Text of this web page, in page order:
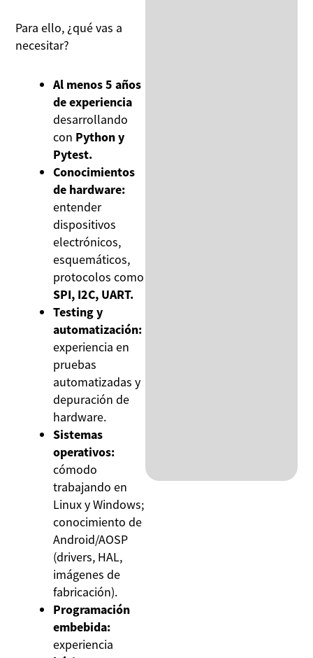
Para ello, ¿qué vas a
necesitar?
Al menos 5 años
de experiencia
desarrollando
con Python y
Pytest.
Conocimientos
de hardware:
entender
dispositivos
electrónicos,
esquemáticos,
protocolos como
SPI, I2C, UART.
Testing y
automatización:
experiencia en
pruebas
automatizadas y
depuración de
hardware.
Sistemas
operativos:
cómodo
trabajando en
Linux y Windows;
conocimiento de
Android/AOSP
(drivers, HAL,
imágenes de
fabricación).
Programación
embebida:
experiencia